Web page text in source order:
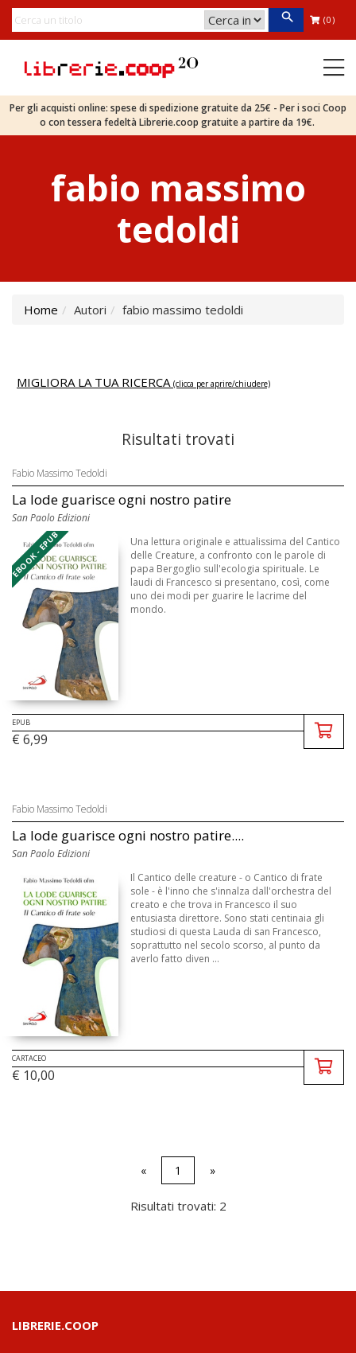
(0)
Per gli acquisti online: spese di spedizione gratuite da 25€ - Per i soci Coop
o con tessera fedeltà Librerie.coop gratuite a partire da 19€.
fabio massimo
tedoldi
Home Autori fabio massimo tedoldi
MIGLIORA LA TUA RICERCA (clicca per aprire/chiudere)
Risultati trovati
Fabio Massimo Tedoldi
La lode guarisce ogni nostro patire
San Paolo Edizioni
EBOOK - EPUB
Una lettura originale e attualissima del Cantico
delle Creature, a confronto con le parole di
papa Bergoglio sull'ecologia spirituale. Le
laudi di Francesco si presentano, così, come
uno dei modi per guarire le lacrime del
mondo.
EPUB
€ 6,99
Fabio Massimo Tedoldi
La lode guarisce ogni nostro patire....
San Paolo Edizioni
Il Cantico delle creature - o Cantico di frate
sole - è l'inno che s'innalza dall'orchestra del
creato e che trova in Francesco il suo
entusiasta direttore. Sono stati centinaia gli
studiosi di questa Lauda di san Francesco,
soprattutto nel secolo scorso, al punto da
averlo fatto diven ...
CARTACEO
€ 10,00
« 1 »
Risultati trovati: 2
LIBRERIE.COOP